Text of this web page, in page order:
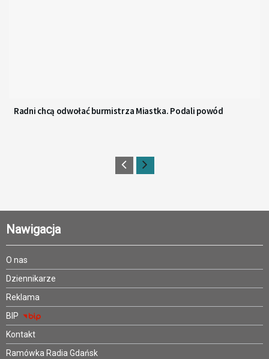
Radni chcą odwołać burmistrza Miastka. Podali powód
Nawigacja
O nas
Dziennikarze
Reklama
BIP
Kontakt
Ramówka Radia Gdańsk